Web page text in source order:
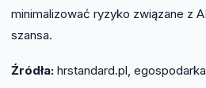
minimalizować ryzyko związane z
szansa.
Źródła: hrstandard.pl,